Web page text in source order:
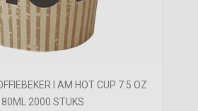
I AM HOT CUP 7.5 OZ
2000 STUKS